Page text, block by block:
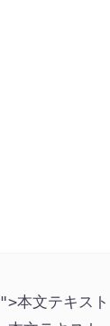
">本文テキス